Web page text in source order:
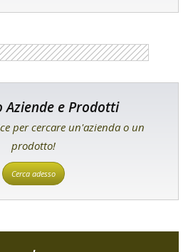
Aziende e Prodotti
per cercare un'azienda o un
prodotto!
Cerca adesso